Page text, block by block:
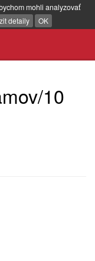
mohli analyzovať
detaily OK
10